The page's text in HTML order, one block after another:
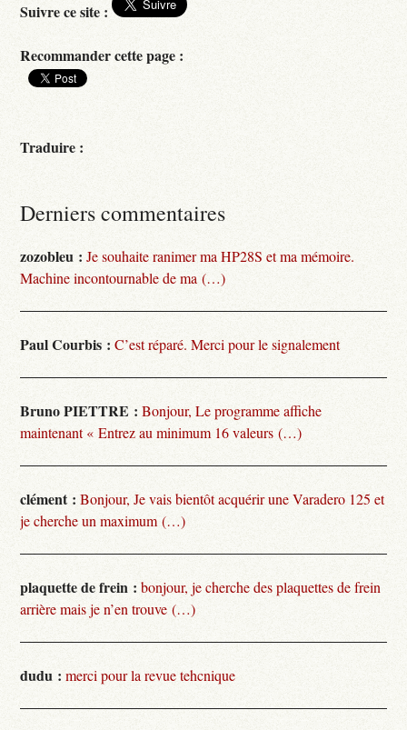
Suivre ce site :
Recommander cette page :
Traduire :
Derniers commentaires
zozobleu : Je souhaite ranimer ma HP28S et ma mémoire.
Machine incontournable de ma (…)
Paul Courbis : C’est réparé. Merci pour le signalement
Bruno PIETTRE : Bonjour, Le programme affiche
maintenant « Entrez au minimum 16 valeurs (…)
clément : Bonjour, Je vais bientôt acquérir une Varadero 125 et
je cherche un maximum (…)
plaquette de frein : bonjour, je cherche des plaquettes de frein
arrière mais je n’en trouve (…)
dudu : merci pour la revue tehcnique